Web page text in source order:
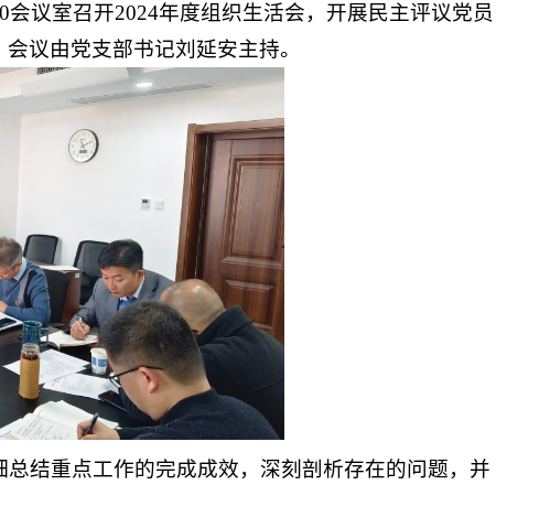
议室召开2024年度组织生活会，开展民主评议党员
议由党支部书记刘延安主持。
结重点工作的完成成效，深刻剖析存在的问题，并